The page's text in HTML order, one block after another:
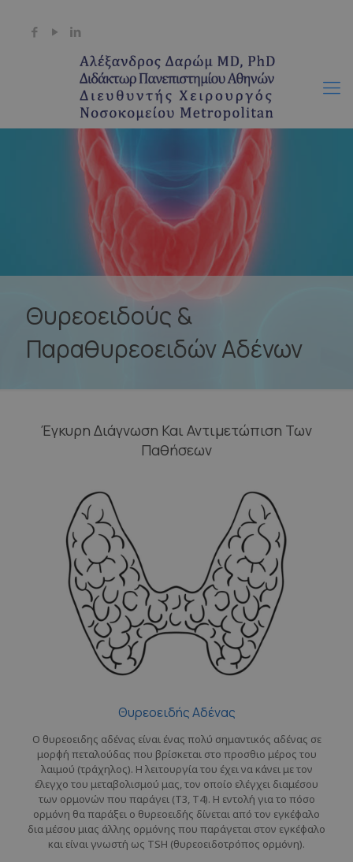
Θυρεοειδούς &
Παραθυρεοειδών Αδένων
Έγκυρη Διάγνωση Και Αντιμετώπιση Των
Παθήσεων
Θυρεοειδής Αδένας
Ο θυρεοειδης αδένας είναι ένας πολύ σημαντικός αδένας σε
μορφή πεταλούδας που βρίσκεται στο προσθιο μέρος του
λαιμού (τράχηλος). Η λειτουργία του έχει να κάνει με τον
έλεγχο του μεταβολισμού μας, τον οποίο ελέγχει διαμέσου
των ορμονών που παράγει (Τ3, Τ4). Η εντολή για το πόσο
ορμόνη θα παράξει ο θυρεοειδής δίνεται από τον εγκέφαλο
δια μέσου μιας άλλης ορμόνης που παράγεται στον εγκέφαλο
και είναι γνωστή ως TSH (θυρεοειδοτρόπος ορμόνη).